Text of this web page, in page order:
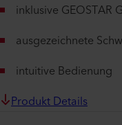
inklusive GEOSTAR
ausgezeichnete
intuitive Bedienung
Produkt Details